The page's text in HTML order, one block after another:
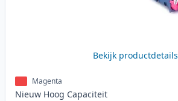
Bekijk productdetails
Magenta
Nieuw Hoog Capaciteit